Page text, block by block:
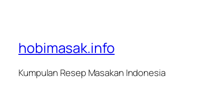
hobimasak.info
Kumpulan Resep Masakan Indonesia